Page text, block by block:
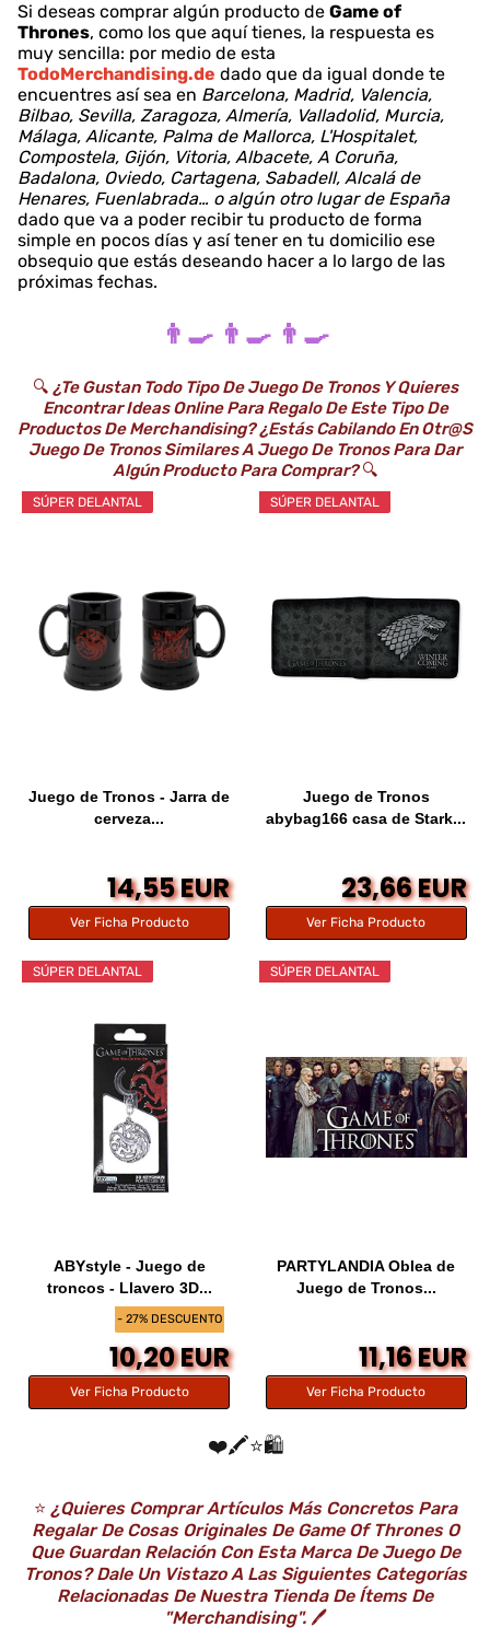
Si deseas comprar algún producto de Game of
Thrones, como los que aquí tienes, la respuesta es
muy sencilla: por medio de esta
TodoMerchandising.de dado que da igual donde te
encuentres así sea en Barcelona, Madrid, Valencia,
Bilbao, Sevilla, Zaragoza, Almería, Valladolid, Murcia,
Málaga, Alicante, Palma de Mallorca, L'Hospitalet,
Compostela, Gijón, Vitoria, Albacete, A Coruña,
Badalona, Oviedo, Cartagena, Sabadell, Alcalá de
Henares, Fuenlabrada… o algún otro lugar de España
dado que va a poder recibir tu producto de forma
simple en pocos días y así tener en tu domicilio ese
obsequio que estás deseando hacer a lo largo de las
próximas fechas.
👨‍🍳 👨‍🍳 👨‍🍳
🔍 ¿Te Gustan Todo Tipo De Juego De Tronos Y Quieres
Encontrar Ideas Online Para Regalo De Este Tipo De
Productos De Merchandising? ¿Estás Cabilando En Otr@s
Juego De Tronos Similares A Juego De Tronos Para Dar
Algún Producto Para Comprar?🔍
SÚPER DELANTAL
Juego de Tronos - Jarra de
cerveza...
14,55 EUR
Ver Ficha Producto
SÚPER DELANTAL
Juego de Tronos
abybag166 casa de Stark...
23,66 EUR
Ver Ficha Producto
- 27% DESCUENTO
SÚPER DELANTAL
ABYstyle - Juego de
troncos - Llavero 3D...
10,20 EUR
Ver Ficha Producto
SÚPER DELANTAL
PARTYLANDIA Oblea de
Juego de Tronos...
11,16 EUR
Ver Ficha Producto
❤️🖍️⭐️🛍️
⭐️ ¿Quieres Comprar Artículos Más Concretos Para
Regalar De Cosas Originales De Game Of Thrones O
Que Guardan Relación Con Esta Marca De Juego De
Tronos? Dale Un Vistazo A Las Siguientes Categorías
Relacionadas De Nuestra Tienda De Ítems De
"Merchandising".🖊️